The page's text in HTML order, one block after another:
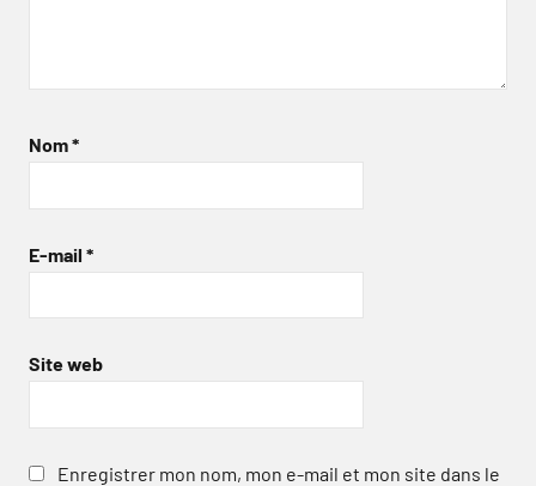
Nom*
E-mail *
Site web
Enregistrer mon nom, mon e-mail et mon site dans le